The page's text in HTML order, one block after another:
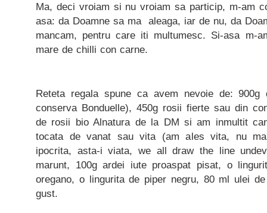
Ma, deci vroiam si nu vroiam sa particip, m-am
asa: da Doamne sa ma aleaga, iar de nu, da
mancam, pentru care iti multumesc. Si-asa m-
mare de chilli con carne.
Reteta regala spune ca avem nevoie de:
conserva Bonduelle), 450g rosii fierte sau din
de rosii bio Alnatura de la DM si am inmultit
tocata de vanat sau vita (am ales vita, nu
ipocrita, asta-i viata, we all draw the line
marunt, 100g ardei iute proaspat pisat, o
oregano, o lingurita de piper negru, 80 ml ulei
gust.